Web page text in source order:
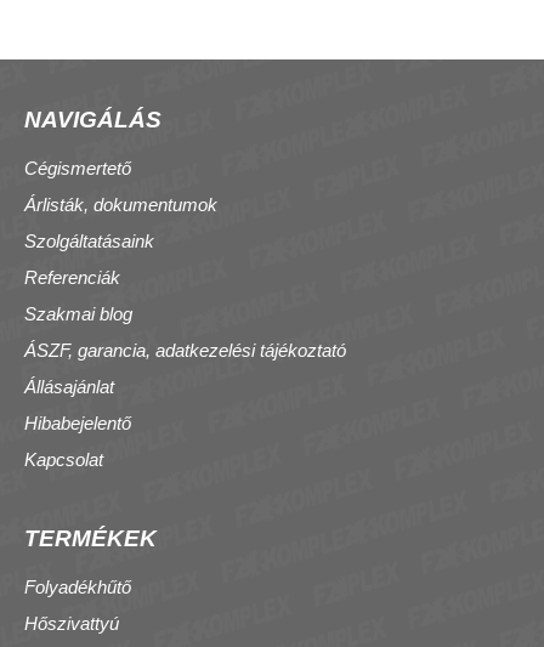
NAVIGÁLÁS
Cégismertető
Árlisták, dokumentumok
Szolgáltatásaink
Referenciák
Szakmai blog
ÁSZF, garancia, adatkezelési tájékoztató
Állásajánlat
Hibabejelentő
Kapcsolat
TERMÉKEK
Folyadékhűtő
Hőszivattyú